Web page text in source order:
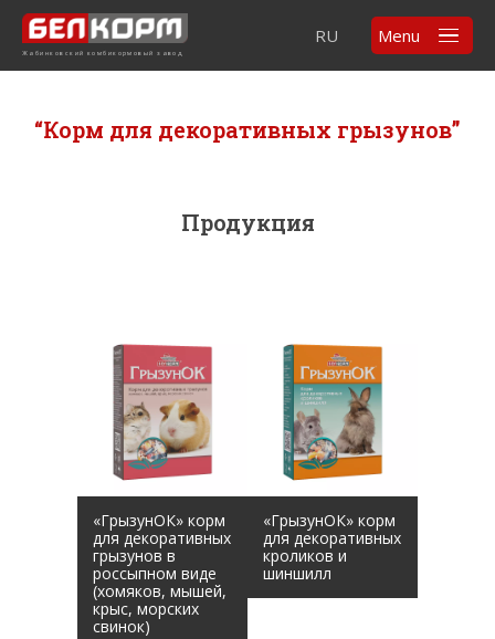
Жабинковский комбикормовый завод
RU Menu
“Корм для декоративных грызунов”
Продукция
«ГрызунОК» корм
для декоративных
грызунов в
россыпном виде
(хомяков, мышей,
крыс, морских
свинок)
«ГрызунОК» корм
для декоративных
кроликов и
шиншилл